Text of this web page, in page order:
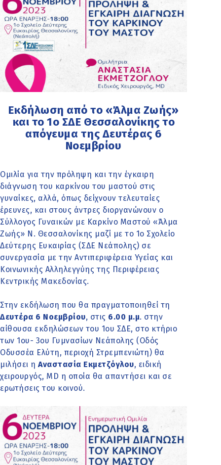
Εκδήλωση από το «Άλμα Ζωής»
και το 1ο ΣΔΕ Θεσσαλονίκης το
απόγευμα της Δευτέρας 6
Νοεμβρίου
Ομιλία για την πρόληψη και την έγκαιρη
διάγνωση του καρκίνου του μαστού στις
γυναίκες, αλλά, όπως δείχνουν τελευταίες
έρευνες, και στους άντρες διοργανώνουν ο
Σύλλογος Γυναικών με Καρκίνο Μαστού «Άλμα
Ζωής» Ν. Θεσσαλονίκης μαζί με το 1ο Σχολείο
Δεύτερης Ευκαιρίας (ΣΔΕ Νεάπολης) σε
συνεργασία με την Αντιπεριφέρεια Υγείας και
Κοινωνικής Αλληλεγγύης της Περιφέρειας
Κεντρικής Μακεδονίας.
Στην εκδήλωση που θα πραγματοποιηθεί τη
Δευτέρα 6 Νοεμβρίου, στις 6.00 μ.μ. στην
αίθουσα εκδηλώσεων του 1ου ΣΔΕ, στο κτήριο
των 1ου- 3ου Γυμνασίων Νεάπολης (Οδός
Οδυσσέα Ελύτη, περιοχή Στρεμπενιώτη) θα
μιλήσει η Αναστασία Εκμετζόγλου, ειδική
χειρουργός, MD η οποία θα απαντήσει και σε
ερωτήσεις του κοινού.